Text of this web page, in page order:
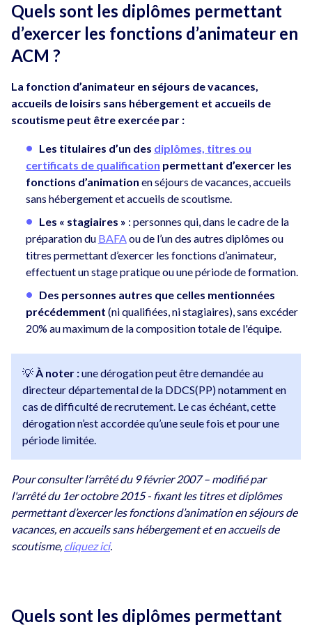
Quels sont les diplômes permettant
d’exercer les fonctions d’animateur en
ACM ?
La fonction d’animateur en séjours de vacances,
accueils de loisirs sans hébergement et accueils de
scoutisme peut être exercée par :
Les titulaires d’un des diplômes, titres ou
certificats de qualification permettant d’exercer les
fonctions d’animation en séjours de vacances, accueils
sans hébergement et accueils de scoutisme.
Les « stagiaires » : personnes qui, dans le cadre de la
préparation du BAFAou de l’un des autres diplômes ou
titres permettant d’exercer les fonctions d’animateur,
effectuent un stage pratique ou une période de formation.
Des personnes autres que celles mentionnées
précédemment (ni qualifiées, ni stagiaires), sans excéder
20% au maximum de la composition totale de l'équipe.
💡À noter :une dérogation peut être demandée au
directeur départemental de la DDCS(PP) notamment en
cas de difficulté de recrutement. Le cas échéant, cette
dérogation n’est accordée qu’une seule fois et pour une
période limitée.
Pour consulter l’arrêté du 9 février 2007 – modifié par
l'arrêté du 1er octobre 2015 - fixant les titres et diplômes
permettant d’exercer les fonctions d’animation en séjours de
vacances, en accueils sans hébergement et en accueils de
scoutisme, cliquez ici.
Quels sont les diplômes permettant